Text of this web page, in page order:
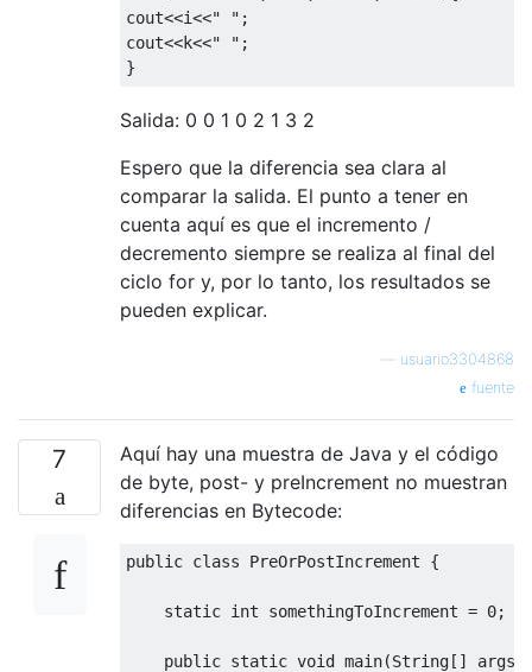
cout<<i<<" ";
cout<<k<<" ";
Salida: 0 0 1 0 2 1 3 2
Espero que la diferencia sea clara al
comparar la salida. El punto a tener en
cuenta aquí es que el incremento /
decremento siempre se realiza al final del
ciclo for y, por lo tanto, los resultados se
pueden explicar.
usuario3304868
fuente
7
Aquí hay una muestra de Java y el código
de byte, post- y preIncrement no muestran
diferencias en Bytecode:
public class PreOrPostIncrement {
    static int somethingToIncrement = 0;
public static void main(String[] args)